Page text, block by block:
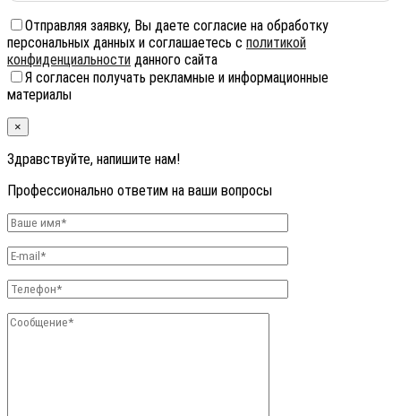
Отправляя заявку, Вы даете согласие на обработку
персональных данных и соглашаетесь с политикой
конфиденциальности данного сайта
Я согласен получать рекламные и информационные
материалы
×
Здравствуйте, напишите нам!
Профессионально ответим на ваши вопросы